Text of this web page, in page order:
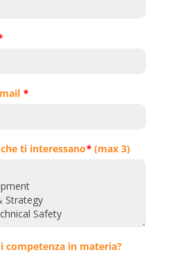
*
ti interessano* (max 3)
competenza in materia?